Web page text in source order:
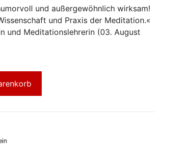
und außergewöhnlich wirksam!
und Praxis der Meditation.«
und Meditationslehrerin (03. August